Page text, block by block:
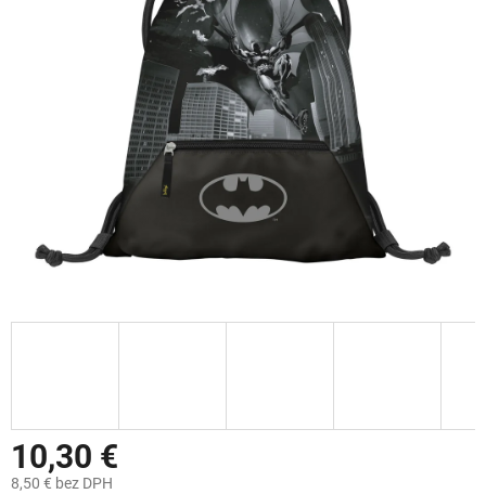
10,30 €
8,50 € bez DPH